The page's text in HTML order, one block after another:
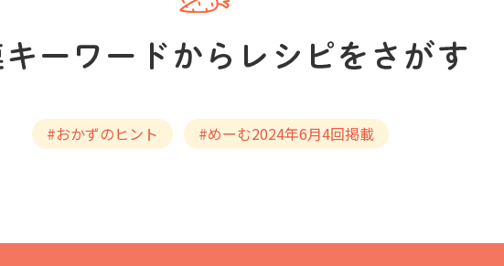
#おかずのヒント #めーむ2024年6月4回掲載